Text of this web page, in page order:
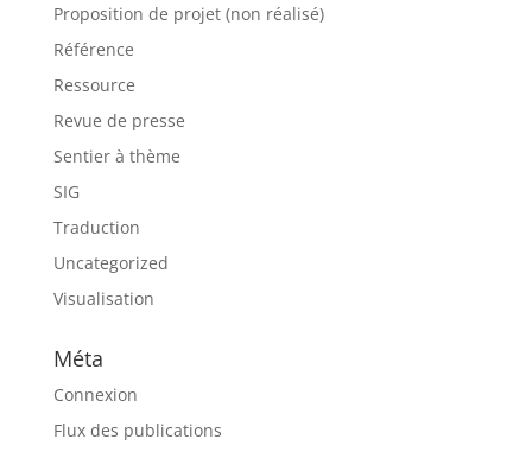
Proposition de projet (non réalisé)
Référence
Ressource
Revue de presse
Sentier à thème
SIG
Traduction
Uncategorized
Visualisation
Méta
Connexion
Flux des publications